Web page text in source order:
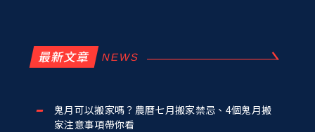
最新文章
鬼月可以搬家嗎？農曆七月搬家禁忌、4個鬼月搬
家注意事項帶你看